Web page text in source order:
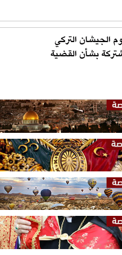
الجيشان التركي
بشأن القضية